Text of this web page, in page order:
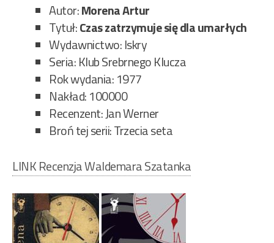
Autor:Morena Artur
Tytuł:Czas zatrzymuje się dla umarłych
Wydawnictwo: Iskry
Seria: Klub Srebrnego Klucza
Rok wydania: 1977
Nakład: 100000
Recenzent: Jan Werner
Broń tej serii: Trzecia seta
LINK Recenzja Waldemara Szatanka